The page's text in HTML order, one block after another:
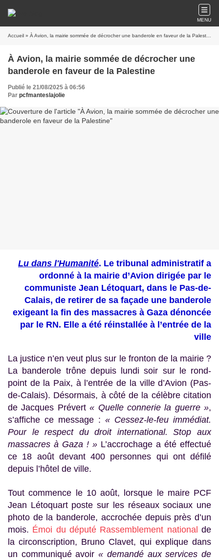
MENU
Accueil » À Avion, la mairie sommée de décrocher une banderole en faveur de la Palestine
À Avion, la mairie sommée de décrocher une
banderole en faveur de la Palestine
Publié le 21/08/2025 à 06:56
Par pcfmanteslajolie
Lu dans l'Humanité. Le tribunal administratif a
ordonné à la mairie d’Avion dirigée par le
communiste Jean Létoquart, dans le Pas-de-
Calais, de retirer de sa façade une banderole
exigeant la fin des massacres à Gaza dénoncée
par le RN. Elle a été réinstallée à l’entrée de la
ville
La justice n’en veut plus sur le fronton de la mairie ?
La banderole trône depuis lundi soir sur le rond-
point de la Paix, à l’entrée de la ville d’Avion (Pas-
de-Calais). Désormais, à côté de la célèbre citation
de Jacques Prévert « Quelle connerie la guerre »,
s’affiche ce message : « Cessez-le-feu immédiat.
Pour le respect du droit international. Stop aux
massacres à Gaza ! » L’accrochage a été effectué
ce 18 août devant 400 personnes qui ont défilé
depuis l’hôtel de ville.
Tout commence le 10 août, lorsque le maire PCF
Jean Létoquart poste sur les réseaux sociaux une
photo de la banderole, accrochée depuis près d’un
mois. Émoi du député Rassemblement national de
la circonscription, Bruno Clavet, qui explique dans
un communiqué avoir « demandé aux services de